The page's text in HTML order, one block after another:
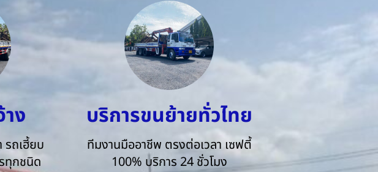
ง
รถเฮี้ยบ
ทุกชนิด
บริการขนย้ายทั่วไทย
ทีมงานมืออาชีพ ตรงต่อเวลา เซฟตี้
100% บริการ 24 ชั่วโมง